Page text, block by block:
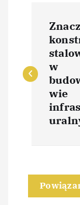
w
w
wie